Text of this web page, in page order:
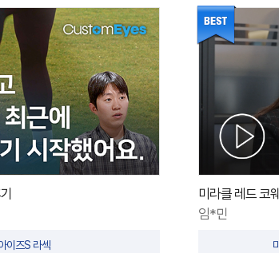
이즈S 라섹
미라클 레드 코
임*민